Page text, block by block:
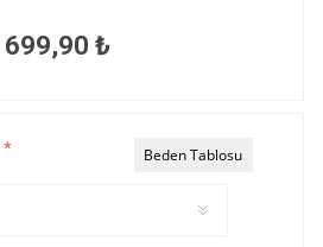
699,90 ₺
Beden Tablosu
*